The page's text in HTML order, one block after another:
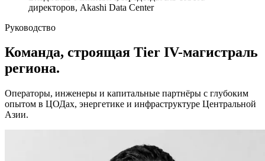
директоров, Akashi Data Center
Руководство
Команда, строящая Tier IV-магистраль
региона.
Операторы, инженеры и капитальные партнёры с глубоким
опытом в ЦОДах, энергетике и инфраструктуре Центральной
Азии.